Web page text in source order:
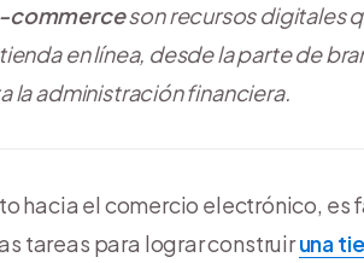
commerceson recursos digitales
en línea, desde la parte de
la administración financiera.
hacia el comercio electrónico,
tareas para lograr construiruna